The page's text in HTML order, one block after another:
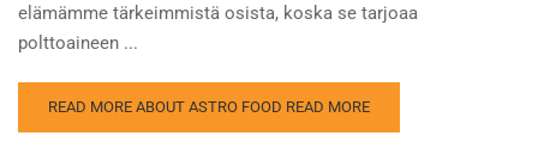
elämämme tärkeimmistä osista, koska se tarjoaa
polttoaineen ...
READ MORE ABOUT ASTRO FOOD READ MORE